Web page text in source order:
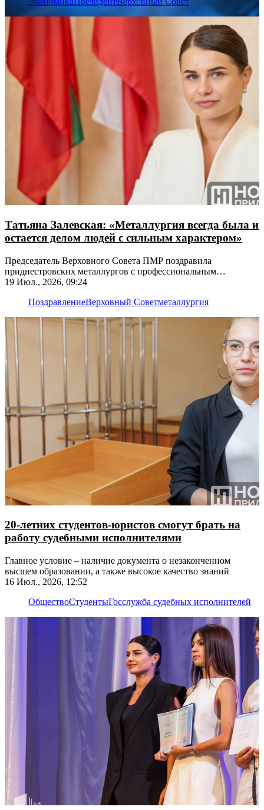
Татьяна Залевская: «Металлургия всегда была и
остается делом людей с сильным характером»
Председатель Верховного Совета ПМР поздравила
приднестровских металлургов с профессиональным
праздником
19 Июл., 2026, 09:24
ПоздравлениеВерховный Советметаллургия
20-летних студентов-юристов смогут брать на
работу судебными исполнителями
Главное условие – наличие документа о незаконченном
высшем образовании, а также высокое качество знаний
16 Июл., 2026, 12:52
ОбществоСтудентыГосслужба судебных исполнителей